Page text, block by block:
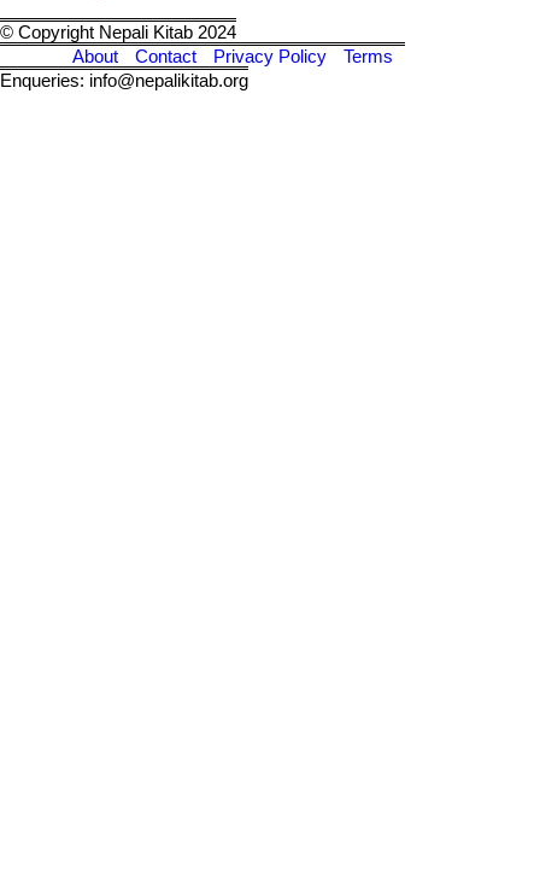
© Copyright Nepali Kitab 2024
About
Contact Privacy Policy
Terms
Enqueries: info@nepalikitab.org